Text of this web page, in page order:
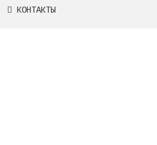
КОНТАКТЫ